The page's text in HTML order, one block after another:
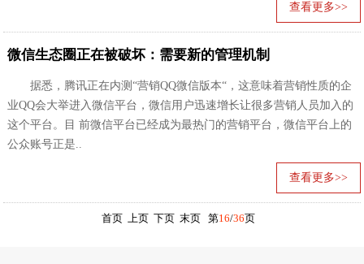
查看更多>>
微信生态圈正在被破坏：需要新的管理机制
据悉，腾讯正在内测“营销QQ微信版本“，这意味着营销性质的企
业QQ会大举进入微信平台，微信用户迅速增长让很多营销人员加入的
这个平台。目 前微信平台已经成为最热门的营销平台，微信平台上的
公众账号正是..
查看更多>>
首页 上页 下页 末页 第16/36 页